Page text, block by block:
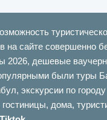
на сайте совершенно
2026, дешевые
были туры
экскурсии по
дома,